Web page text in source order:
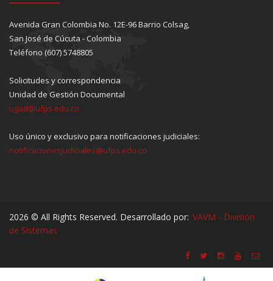
Avenida Gran Colombia No. 12E-96 Barrio Colsag,
San José de Cúcuta - Colombia
Teléfono (607) 5748805
Solicitudes y correspondencia
Unidad de Gestión Documental
ugad@ufps.edu.co
Uso único y exclusivo para notificaciones judiciales:
notificacionesjudiciales@ufps.edu.co
2026 © All Rights Reserved. Desarrollado por: VAVM - División
de Sistemas